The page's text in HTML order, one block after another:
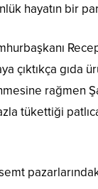
hayatın bir
çıktıkça gıda
rağmen
tükettiği